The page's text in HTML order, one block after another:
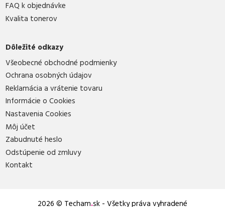
FAQ k objednávke
Kvalita tonerov
Dôležité odkazy
Všeobecné obchodné podmienky
Ochrana osobných údajov
Reklamácia a vrátenie tovaru
Informácie o Cookies
Nastavenia Cookies
Môj účet
Zabudnuté heslo
Odstúpenie od zmluvy
Kontakt
2026 © Techam.sk - Všetky práva vyhradené